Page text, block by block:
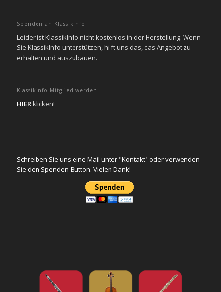
Spenden an KlassikInfo
Leider ist KlassikInfo nicht kostenlos in der Herstellung. Wenn
Sie KlassikInfo unterstützen, hilft uns das, das Angebot zu
erhalten und auszubauen.
Klassikinfo Mitglied werden
HIERklicken!
Schreiben Sie uns eine Mail unter "Kontakt" oder verwenden
Sie den Spenden-Button. Vielen Dank!